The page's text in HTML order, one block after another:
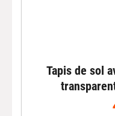
Tapis de sol